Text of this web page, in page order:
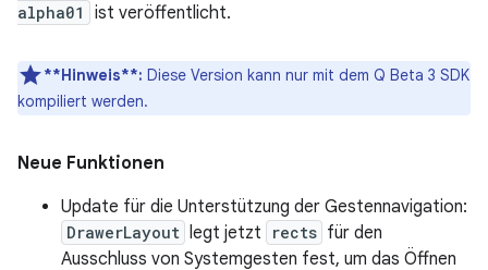
alpha01
ist veröffentlicht.
**Hinweis**: Diese Version kann nur mit dem Q Beta 3 SDK
kompiliert werden.
Neue Funktionen
Update für die Unterstützung der Gestennavigation:
DrawerLayout legt jetzt rects für den
Ausschluss von Systemgesten fest, um das Öffnen